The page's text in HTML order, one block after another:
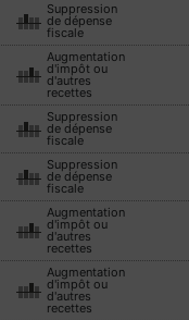
Suppression
de dépense
fiscale
Augmentation
d'impôt ou
d'autres
recettes
Suppression
de dépense
fiscale
Suppression
de dépense
fiscale
Augmentation
d'impôt ou
d'autres
recettes
Augmentation
d'impôt ou
d'autres
recettes